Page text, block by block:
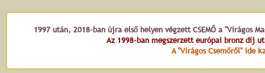
1997 után, 2018-ban újra első helyen végzett CSEMŐ a "Virágos
Az 1998-ban megszerzett európai bronz díj
A "Virágos Csemőről" ide